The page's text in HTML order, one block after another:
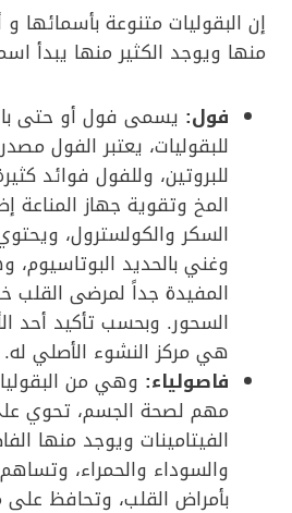
إن البقوليات متنوعة بأسمائها
منها ويوجد الكثير منها يبدأ
فول: يسمى فول أو حتى
للبقوليات، يعتبر الفول
للبروتين، وللفول فوائد
المخ وتقوية جهاز المناعة
وغني بالحديد
المفيدة جداً لمرضى
السحور. وبحسب تأكيد أحد
هي مركز النشوء الأصلي له.
فاصولياء: وهي من
مهم لصحة الجسم، تحوي
الفيتامينات ويوجد منها
والسوداء والحمراء،
بأمراض القلب، وتحافظ